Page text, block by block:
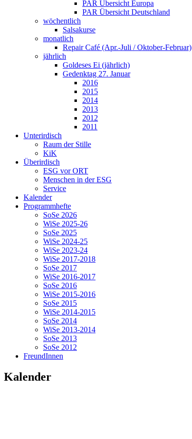
PAR Übersicht Europa
PAR Übersicht Deutschland
wöchentlich
Salsakurse
monatlich
Repair Café (Apr.-Juli / Oktober-Februar)
jährlich
Goldeses Ei (jährlich)
Gedenktag 27. Januar
2016
2015
2014
2013
2012
2011
Unterirdisch
Raum der Stille
KiK
Überirdisch
ESG vor ORT
Menschen in der ESG
Service
Kalender
Programmhefte
SoSe 2026
WiSe 2025-26
SoSe 2025
WiSe 2024-25
WiSe 2023-24
WiSe 2017-2018
SoSe 2017
WiSe 2016-2017
SoSe 2016
WiSe 2015-2016
SoSe 2015
WiSe 2014-2015
SoSe 2014
WiSe 2013-2014
SoSe 2013
SoSe 2012
FreundInnen
Kalender